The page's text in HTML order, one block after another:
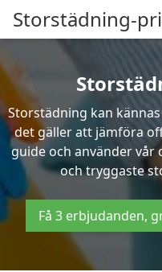
Storstädning-
Storstädning kan
det gäller att jämföra
guide och använder
och tryggaste
Få 3 erbjudanden,